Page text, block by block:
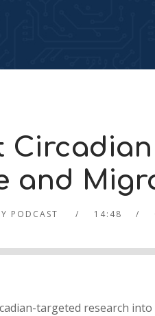
and
PODCAST 14:48
targeted research into